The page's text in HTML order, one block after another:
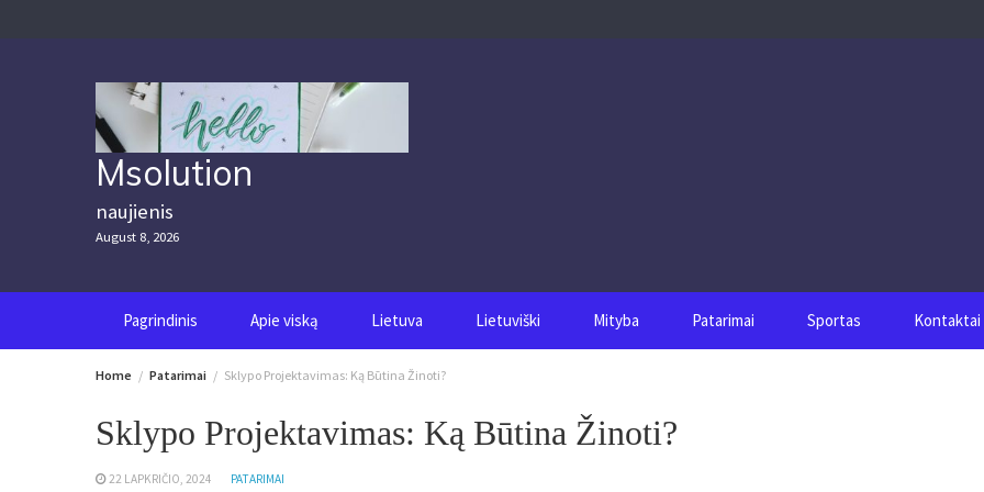
Msolution
naujienis
August 8, 2026
Pagrindinis Apie viską Lietuva Lietuviški Mityba Patarimai Sportas Kontaktai
Home Patarimai Sklypo Projektavimas: Ką Būtina Žinoti?
Sklypo Projektavimas: Ką Būtina Žinoti?
22 LAPKRIČIO, 2024 PATARIMAI